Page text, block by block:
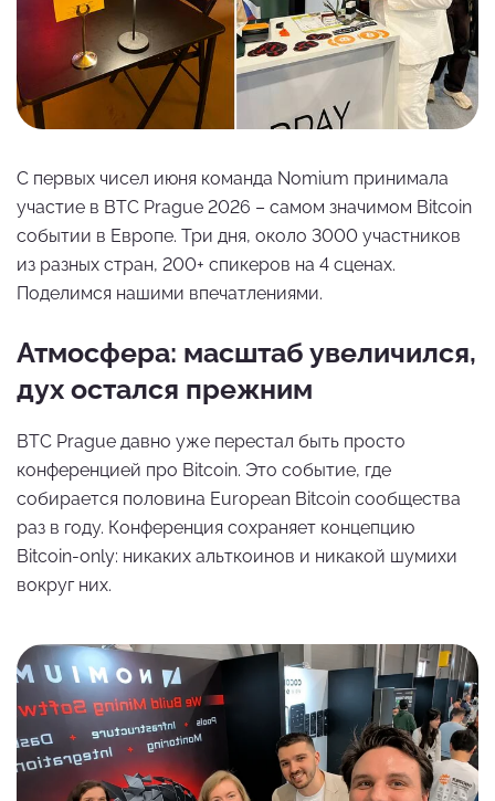
С первых чисел июня команда Nomium принимала
участие в BTC Prague 2026 – самом значимом Bitcoin
событии в Европе. Три дня, около 3000 участников
из разных стран, 200+ спикеров на 4 сценах.
Поделимся нашими впечатлениями.
Атмосфера: масштаб увеличился,
дух остался прежним
BTC Prague давно уже перестал быть просто
конференцией про Bitcoin. Это событие, где
собирается половина European Bitcoin сообщества
раз в году. Конференция сохраняет концепцию
Bitcoin-only: никаких альткоинов и никакой шумихи
вокруг них.